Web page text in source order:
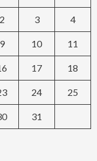
2 3 4
9 10 11
17 18
24 25
31